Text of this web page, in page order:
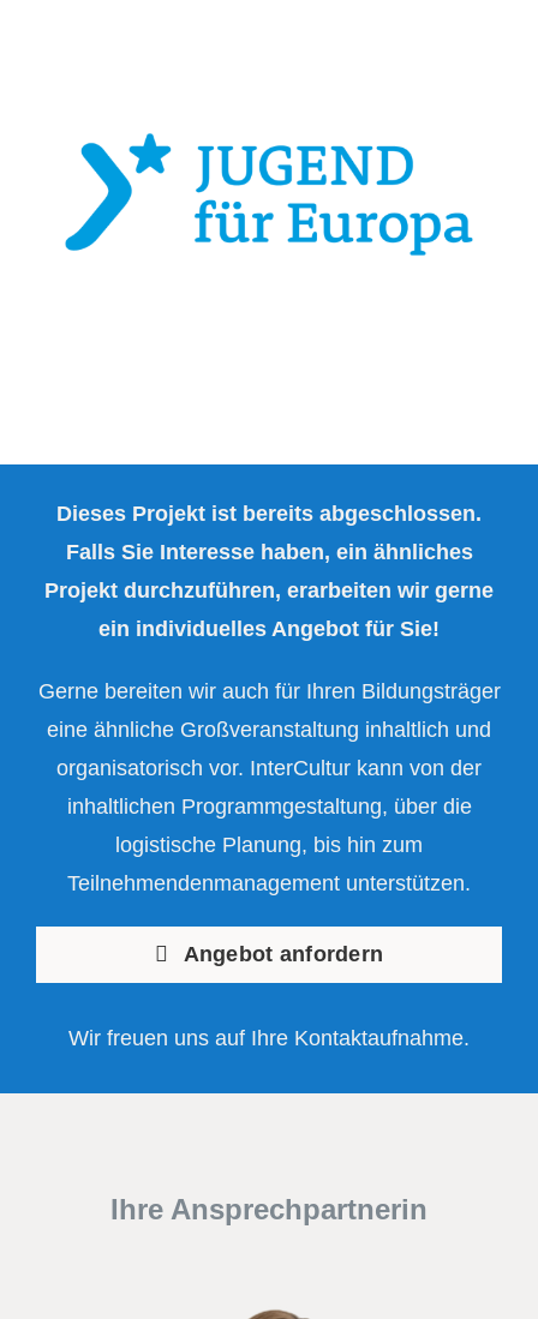
Dieses Projekt ist bereits abgeschlossen.
Falls Sie Interesse haben, ein ähnliches
Projekt durchzuführen, erarbeiten wir gerne
ein individuelles Angebot für Sie!
Gerne bereiten wir auch für Ihren Bildungsträger
eine ähnliche Großveranstaltung inhaltlich und
organisatorisch vor. InterCultur kann von der
inhaltlichen Programmgestaltung, über die
logistische Planung, bis hin zum
Teilnehmendenmanagement unterstützen.
Angebot anfordern
Wir freuen uns auf Ihre Kontaktaufnahme.
Ihre Ansprechpartnerin